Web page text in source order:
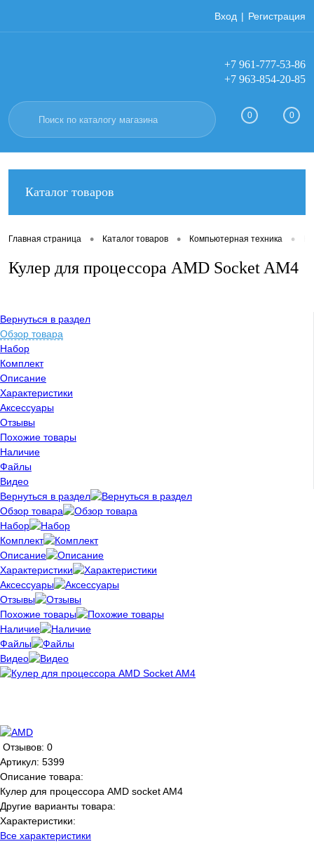
Вход Регистрация
+7 961-777-53-86
+7 963-854-20-85
0 0
Каталог товаров
Главная страница • Каталог товаров • Компьютерная техника •
Кулер для процессора AMD Socket AM4
Вернуться в раздел
Обзор товара
Набор
Комплект
Описание
Характеристики
Аксессуары
Отзывы
Похожие товары
Наличие
Файлы
Видео
Вернуться в раздел
Обзор товара
Набор
Комплект
Описание
Характеристики
Аксессуары
Отзывы
Похожие товары
Наличие
Файлы
Видео
Отзывов: 0
Артикул: 5399
Описание товара:
Кулер для процессора AMD socket AM4
Другие варианты товара:
Характеристики:
Все характеристики